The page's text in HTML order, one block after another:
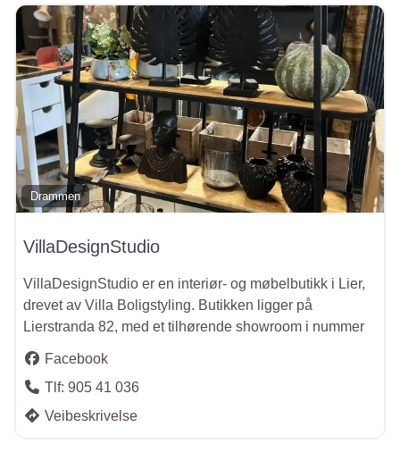
Drammen
VillaDesignStudio
VillaDesignStudio er en interiør- og møbelbutikk i Lier,
drevet av Villa Boligstyling. Butikken ligger på
Lierstranda 82, med et tilhørende showroom i nummer
Facebook
Tlf: 905 41 036
Veibeskrivelse